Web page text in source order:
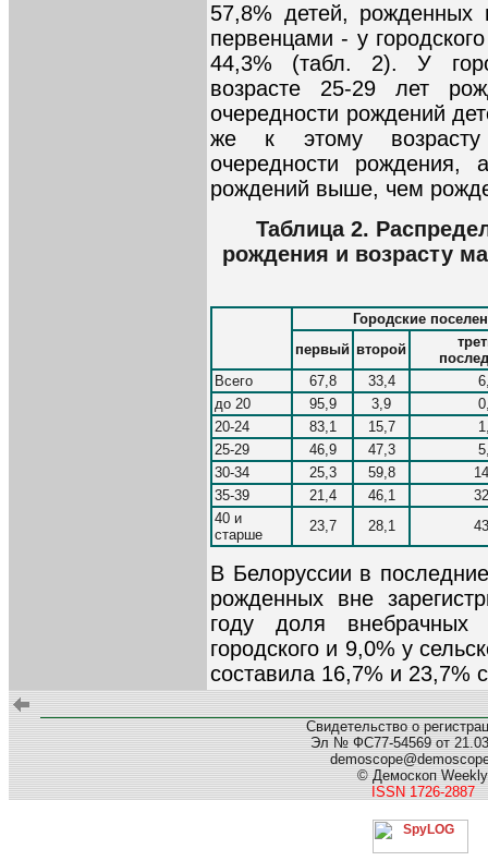
57,8% детей,
первенцами - у
44,3% (табл. 2). У
возрасте 25-29 лет
очередности рождений
же к этому возрасту
очередности рождения,
рождений выше, чем
Таблица 2.
рождения и возрасту
Городские
первый второй
Всего
67,8 33,4
до 20
95,9 3,9
20-24
83,1 15,7
25-29
46,9 47,3
30-34
25,3 59,8
35-39
21,4 46,1
40 и
старше
23,7 28,1
В Белоруссии в
рожденных вне
году доля
городского и 9,0% у
составила 16,7% и 23,7%
Свидетельство о
Эл № ФС77-54569 от
© Демоскоп Weekly
ISSN 1726-2887